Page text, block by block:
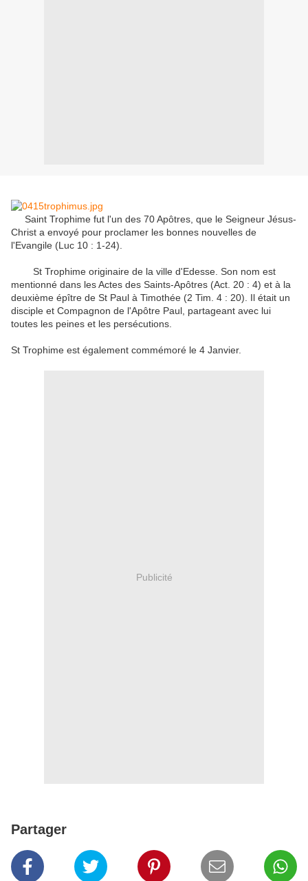
Saint Trophime fut l'un des 70Apôtres , que le Seigneur Jésus-
Christ a envoyé pour proclamer les bonnes nouvelles de
l'Evangile (Luc 10 : 1-24)
St Trophime originaire de la ville d'Edesse Son nom est
mentionné dans les Actes des Saints-Apôtres (Act. 20 : 4) et à la
deuxième épître de St Paul à Timothée (2 Tim. 4 : 20)
Il était un
disciple et Compagnon de l'Apôtre Paul partageant avec lui
toutes les peines et les persécutions
St Trophime est également commémoré le 4 Janvier.
Publicité
Partager